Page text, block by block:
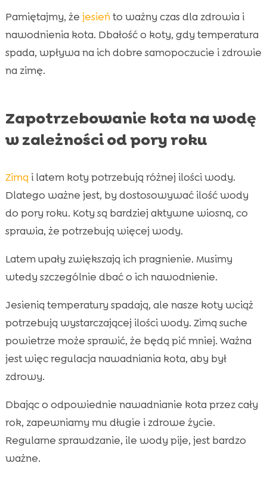
Pamiętajmy, że jesień to ważny czas dla zdrowia i
nawodnienia kota. Dbałość o koty, gdy temperatura
spada, wpływa na ich dobre samopoczucie i zdrowie
na zimę.
Zapotrzebowanie kota na wodę
w zależności od pory roku
Zimą i latem koty potrzebują różnej ilości wody.
Dlatego ważne jest, by dostosowywać ilość wody
do pory roku. Koty są bardziej aktywne wiosną, co
sprawia, że potrzebują więcej wody.
Latem upały zwiększają ich pragnienie. Musimy
wtedy szczególnie dbać o ich nawodnienie.
Jesienią temperatury spadają, ale nasze koty wciąż
potrzebują wystarczającej ilości wody. Zimą suche
powietrze może sprawić, że będą pić mniej. Ważna
jest więc regulacja nawadniania kota, aby był
zdrowy.
Dbając o odpowiednie nawadnianie kota przez cały
rok, zapewniamy mu długie i zdrowe życie.
Regularne sprawdzanie, ile wody pije, jest bardzo
ważne.